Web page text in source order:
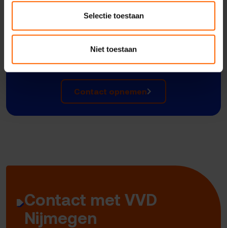
Selectie toestaan
Niet toestaan
Meer weten over dit
Neem dan nu contact op met Niek Kraut.
Contact opnemen
Contact met VVD
Nijmegen